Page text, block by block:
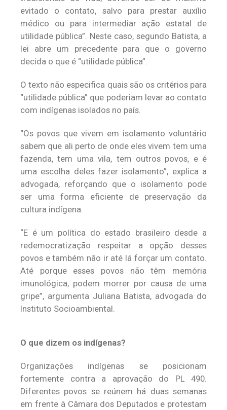
evitado o contato, salvo para prestar auxílio
médico ou para intermediar ação estatal de
utilidade pública”. Neste caso, segundo Batista, a
lei abre um precedente para que o governo
decida o que é “utilidade pública”.
O texto não especifica quais são os critérios para
“utilidade pública” que poderiam levar ao contato
com indígenas isolados no país.
“Os povos que vivem em isolamento voluntário
sabem que ali perto de onde eles vivem tem uma
fazenda, tem uma vila, tem outros povos, e é
uma escolha deles fazer isolamento”, explica a
advogada, reforçando que o isolamento pode
ser uma forma eficiente de preservação da
cultura indígena.
“E é um política do estado brasileiro desde a
redemocratização respeitar a opção desses
povos e também não ir até lá forçar um contato.
Até porque esses povos não têm memória
imunológica, podem morrer por causa de uma
gripe”, argumenta Juliana Batista, advogada do
Instituto Socioambiental.
O que dizem os indígenas?
Organizações indígenas se posicionam
fortemente contra a aprovação do PL 490.
Diferentes povos se reúnem há duas semanas
em frente à Câmara dos Deputados e protestam